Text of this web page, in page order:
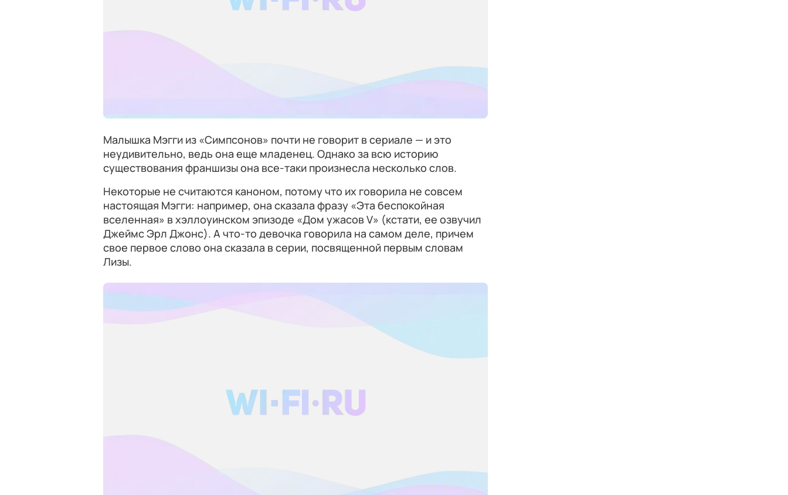
Малышка Мэгги из «Симпсонов» почти не говорит в сериале — и это
неудивительно, ведь она еще младенец. Однако за всю историю
существования франшизы она все-таки произнесла несколько слов.
Некоторые не считаются каноном, потому что их говорила не совсем
настоящая Мэгги: например, она сказала фразу «Эта беспокойная
вселенная» в хэллоуинском эпизоде «Дом ужасов V» (кстати, ее озвучил
Джеймс Эрл Джонс). А что-то девочка говорила на самом деле, причем
свое первое слово она сказала в серии, посвященной первым словам
Лизы.